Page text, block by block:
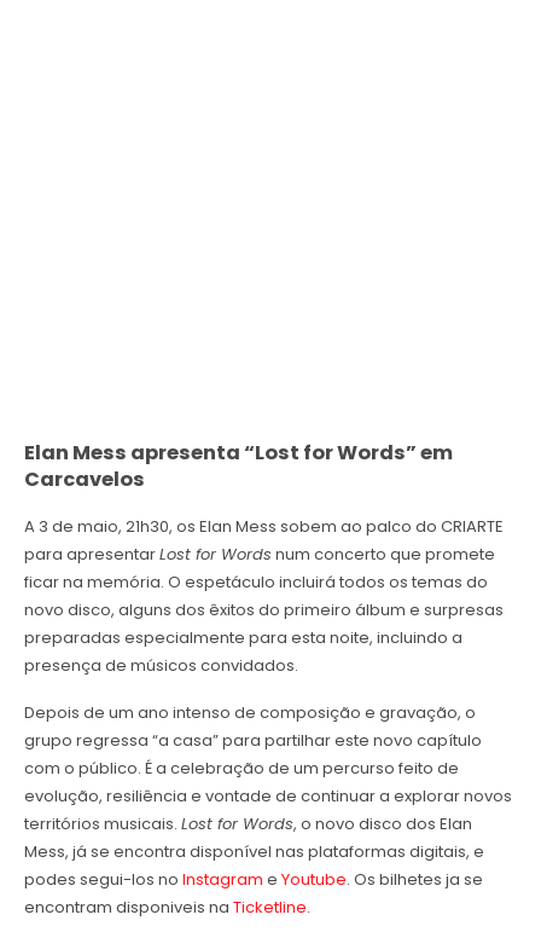
Elan Mess apresenta “Lost for Words” em
Carcavelos
A 3 de maio, 21h30, os Elan Mess sobem ao palco do CRIARTE
para apresentarLost for Words num concerto que promete
ficar na memória. O espetáculo incluirá todos os temas do
novo disco, alguns dos êxitos do primeiro álbum e surpresas
preparadas especialmente para esta noite, incluindo a
presença de músicos convidados.
Depois de um ano intenso de composição e gravação, o
grupo regressa “a casa” para partilhar este novo capítulo
com o público. É a celebração de um percurso feito de
evolução, resiliência e vontade de continuar a explorar novos
territórios musicais. Lost for Words, o novo disco dos Elan
Mess, já se encontra disponível nas plataformas digitais, e
podes segui-los no Instagram e Youtube. Os bilhetes ja se
encontram disponiveis na Ticketline.